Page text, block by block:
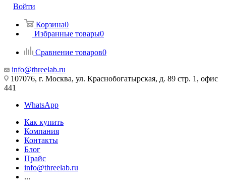
Войти
Корзина0
Избранные товары0
Сравнение товаров0
info@threelab.ru
107076, г. Москва, ул. Краснобогатырская, д. 89 стр. 1, офис
441
WhatsApp
Как купить
Компания
Контакты
Блог
Прайс
info@threelab.ru
...